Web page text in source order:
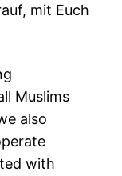
mit Euch
Muslims
also
with